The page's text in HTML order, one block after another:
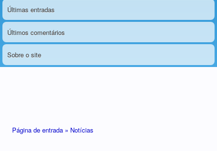
Últimas entradas
Últimos comentários
Sobre o site
Página de entrada » Notícias